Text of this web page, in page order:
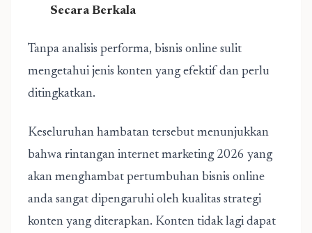
Secara Berkala
Tanpa analisis performa, bisnis online sulit
mengetahui jenis konten yang efektif dan perlu
ditingkatkan.
Keseluruhan hambatan tersebut menunjukkan
bahwa rintangan internet marketing 2026 yang
akan menghambat pertumbuhan bisnis online
anda sangat dipengaruhi oleh kualitas strategi
konten yang diterapkan. Konten tidak lagi dapat